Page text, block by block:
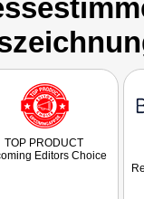
TOP PRODUCT
Editors Choice